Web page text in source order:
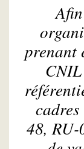
prenant
48, RU-